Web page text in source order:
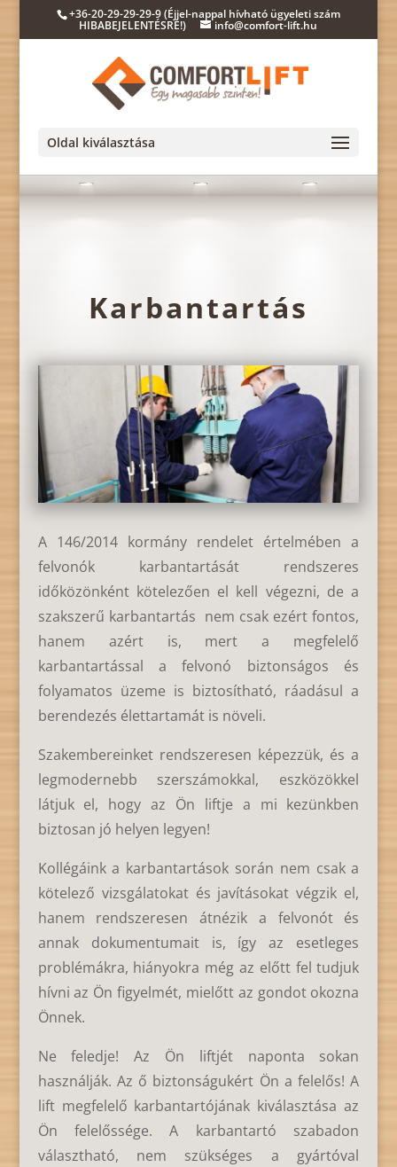
+36-20-29-29-29-9 (Éjjel-nappal hívható ügyeleti szám
HIBABEJELENTÉSRE!) info@comfort-lift.hu
Oldal kiválasztása
Karbantartás
A 146/2014 kormány rendelet értelmében a
felvonók karbantartását rendszeres
időközönként kötelezően el kell végezni, de a
szakszerű karbantartás nem csak ezért fontos,
hanem azért is, mert a megfelelő
karbantartással a felvonó biztonságos és
folyamatos üzeme is biztosítható, ráadásul a
berendezés élettartamát is növeli.
Szakembereinket rendszeresen képezzük, és a
legmodernebb szerszámokkal, eszközökkel
látjuk el, hogy az Ön liftje a mi kezünkben
biztosan jó helyen legyen!
Kollégáink a karbantartások során nem csak a
kötelező vizsgálatokat és javításokat végzik el,
hanem rendszeresen átnézik a felvonót és
annak dokumentumait is, így az esetleges
problémákra, hiányokra még az előtt fel tudjuk
hívni az Ön figyelmét, mielőtt az gondot okozna
Önnek.
Ne feledje! Az Ön liftjét naponta sokan
használják. Az ő biztonságukért Ön a felelős! A
lift megfelelő karbantartójának kiválasztása az
Ön felelőssége. A karbantartó szabadon
választható, nem szükséges a gyártóval